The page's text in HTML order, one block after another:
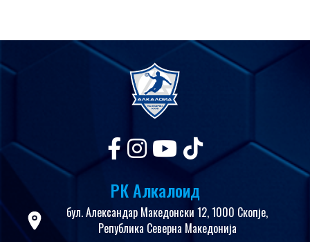
РК Алкалоид
бул. Александар Македонски 12, 1000 Скопје,
Република Северна Македонија